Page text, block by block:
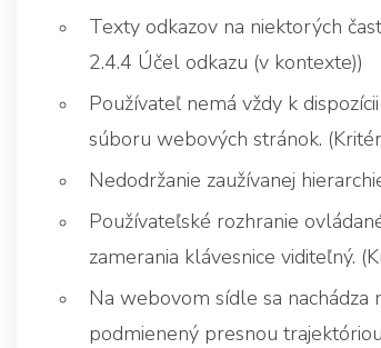
Texty odkazov na niektorých
2.4.4 Účel odkazu (v kontexte))
Používateľ nemá vždy k
súboru webových stránok.
Nedodržanie zaužívanej
Používateľské rozhranie
zamerania klávesnice viditeľný.
Na webovom sídle sa
podmienený presnou